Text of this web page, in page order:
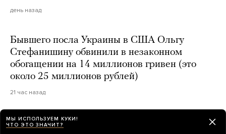
день назад
Бывшего посла Украины в США Ольгу
Стефанишину обвинили в незаконном
обогащении на 14 миллионов гривен (это
около 25 миллионов рублей)
21 час назад
МЫ ИСПОЛЬЗУЕМ КУКИ!
ЧТО ЭТО ЗНАЧИТ?